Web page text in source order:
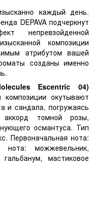
каждый день.
DEPAVA подчеркнут
непревзойденной
композиции
атрибутом вашей
созданы именно
Escentric 04)
окутывают
и сандала, погружаясь
томной розы,
османтуса. Тип
Первоначальная нота:
нота: можжевельник,
мастиковое